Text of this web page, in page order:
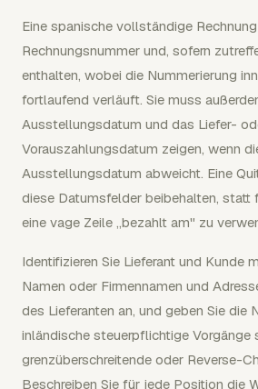
Eine spanische vollständige
Rechnungsnummer und, sofern
enthalten, wobei die Nummerierung
fortlaufend verläuft. Sie muss
Ausstellungsdatum und das Liefer-
Vorauszahlungsdatum zeigen, wenn
Ausstellungsdatum abweicht. Eine
diese Datumsfelder beibehalten, statt
eine vage Zeile „bezahlt am" zu
Identifizieren Sie Lieferant und Kunde
Namen oder Firmennamen und
des Lieferanten an, und geben Sie die
inländische steuerpflichtige
grenzüberschreitende oder Reverse-
Beschreiben Sie für jede Position die